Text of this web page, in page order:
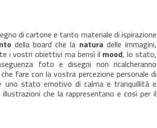
di cartone e tanto materiale di ispirazione
della board che la natura delle immagini,
i vostri obiettivi ma bensì il mood, lo stato,
foto e disegni non ricalcheranno
fare con la vostra percezione personale di
uno stato emotivo di calma e tranquillità e
che la rappresentano e così per il